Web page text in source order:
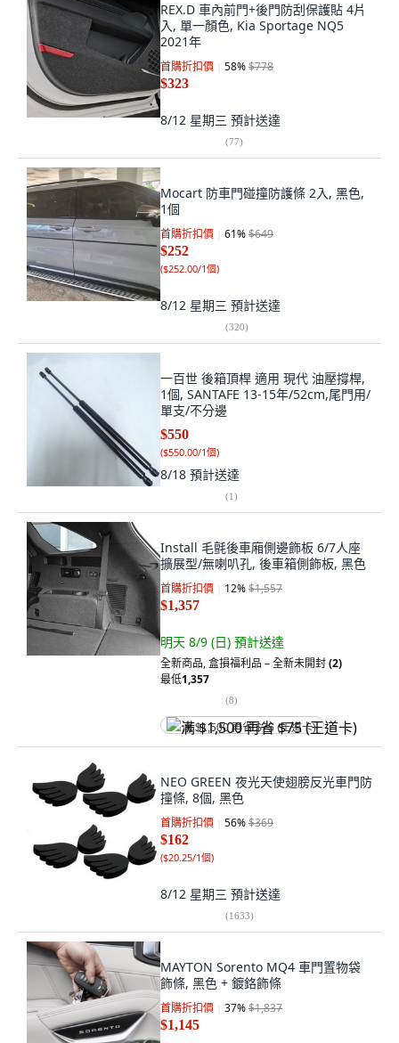
REX.D 車內前門+後門防刮保護貼 4片
入, 單一顏色, Kia Sportage NQ5
2021年
首購折扣價 58%$778
$323
8/12 星期三 預計送達
(77)
Mocart 防車門碰撞防護條 2入, 黑色,
1個
首購折扣價 61%$649
$252
($252.00/1個)
8/12 星期三 預計送達
(320)
一百世 後箱頂桿 適用 現代 油壓撐桿,
1個, SANTAFE 13-15年/52cm,尾門用/
單支/不分邊
$550
($550.00/1個)
8/18 預計送達
(1)
Install 毛氈後車廂側邊飾板 6/7人座
擴展型/無喇叭孔, 後車箱側飾板, 黑色
首購折扣價 12%$1,557
$1,357
明天 8/9 (日) 預計送達
全新商品,盒損福利品 – 全新未開封(2)
最低1,357
(8)
满 $1,500 再省 $75 (王道卡)
NEO GREEN 夜光天使翅膀反光車門防
撞條, 8個, 黑色
首購折扣價 56%$369
$162
($20.25/1個)
8/12 星期三 預計送達
(1633)
MAYTON Sorento MQ4 車門置物袋
飾條, 黑色 + 鍍鉻飾條
首購折扣價 37%$1,837
$1,145